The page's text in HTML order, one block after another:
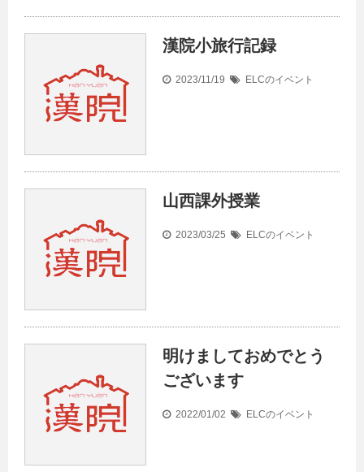
漢院小旅行記録
2023/11/19 ELCのイベント
山西課外授業
2023/03/25 ELCのイベント
明けましておめでとう
ございます
2022/01/02 ELCのイベント